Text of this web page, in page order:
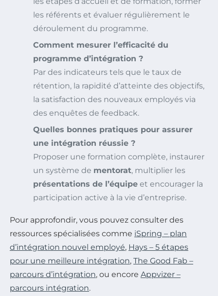
les référents et évaluer régulièrement le
déroulement du programme.
Comment mesurer l’efficacité du
programme d’intégration ?
Par des indicateurs tels que le taux de
rétention, la rapidité d’atteinte des objectifs,
la satisfaction des nouveaux employés via
des enquêtes de feedback.
Quelles bonnes pratiques pour assurer
une intégration réussie ?
Proposer une formation complète, instaurer
un système de mentorat, multiplier les
présentations de l’équipe et encourager la
participation active à la vie d’entreprise.
Pour approfondir, vous pouvez consulter des
ressources spécialisées comme iSpring – plan
d’intégration nouvel employé, Hays – 5 étapes
pour une meilleure intégration, The Good Fab –
parcours d’intégration, ou encore Appvizer –
parcours intégration.